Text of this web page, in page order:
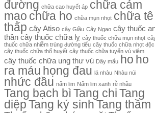
đường chữa cao huyết áp chữa cảm
mạo chữa ho chữa mụn nhọt chữa tê
thấp cây Atiso cây Giầu Cây Ngao cây thuốc
thần cây thuốc chữa lỵ cây thuốc chữa mụn nhọt
thuốc chữa nhiễm trùng đường tiểu cây thuốc chữa nhọt độc
cây thuốc chữa thổ huyết cây thuốc chữa tuyến vú viêm
cây thuốc chữa ung thư vú Dây mấu ho ho
ra máu họng đau lá nhàu Nhàu núi
nhức đầu nấm lim Nấm lim xanh rễ nhầu
Tang bạch bì Tang chi Tang
diệp Tang ký sinh Tang thầm